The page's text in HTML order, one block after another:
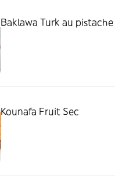
Baklawa Turk au pistache
Kounafa Fruit Sec